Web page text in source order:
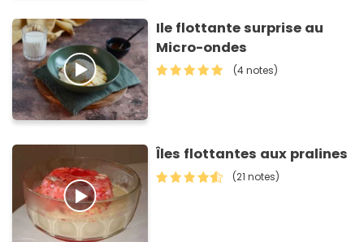
Ile flottante surprise au
Micro-ondes
(4 notes)
Îles flottantes aux pralines
(21 notes)